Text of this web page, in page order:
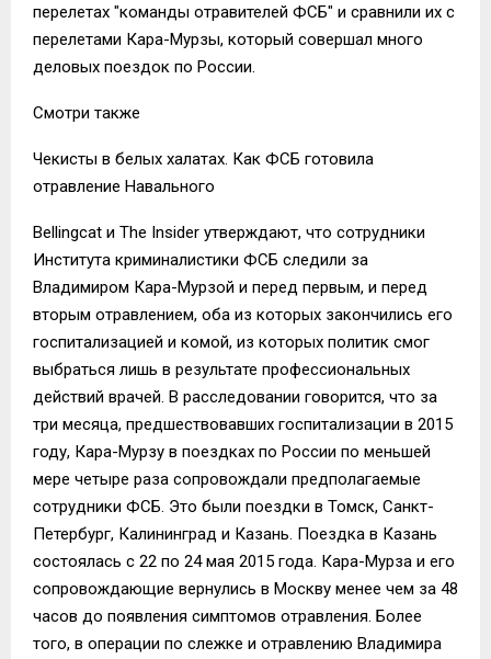
перелетах "команды отравителей ФСБ" и сравнили их с
перелетами Кара-Мурзы, который совершал много
деловых поездок по России.
Смотри также
Чекисты в белых халатах. Как ФСБ готовила
отравление Навального
Bellingcat и The Insider утверждают, что сотрудники
Института криминалистики ФСБ следили за
Владимиром Кара-Мурзой и перед первым, и перед
вторым отравлением, оба из которых закончились его
госпитализацией и комой, из которых политик смог
выбраться лишь в результате профессиональных
действий врачей. В расследовании говорится, что за
три месяца, предшествовавших госпитализации в 2015
году, Кара-Мурзу в поездках по России по меньшей
мере четыре раза сопровождали предполагаемые
сотрудники ФСБ. Это были поездки в Томск, Санкт-
Петербург, Калининград и Казань. Поездка в Казань
состоялась с 22 по 24 мая 2015 года. Кара-Мурза и его
сопровождающие вернулись в Москву менее чем за 48
часов до появления симптомов отравления. Более
того, в операции по слежке и отравлению Владимира